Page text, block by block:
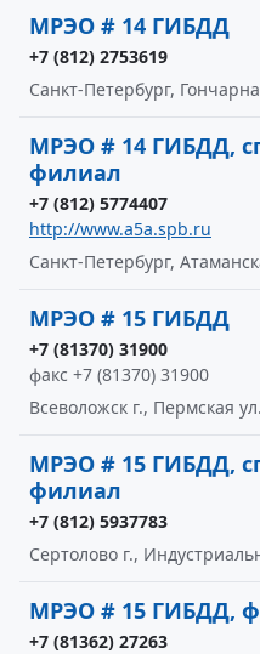
МРЭО # 14 ГИБДД
+7 (812) 2753619
Санкт-Петербург,
МРЭО # 14 ГИБДД,
филиал
+7 (812) 5774407
http://www.a5a.spb.ru
Санкт-Петербург,
МРЭО # 15 ГИБДД
+7 (81370) 31900
факс +7 (81370) 31900
Всеволожск г., Пермская
МРЭО # 15 ГИБДД,
филиал
+7 (812) 5937783
Сертолово г.,
МРЭО # 15 ГИБДД,
+7 (81362) 27263